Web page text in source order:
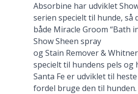
Absorbine har udviklet
serien specielt til hunde, så
både Miracle Groom “Bath
Show Sheen spray
og Stain Remover &
specielt til hundens pels og
Santa Fe er udviklet til
fordel bruge den til